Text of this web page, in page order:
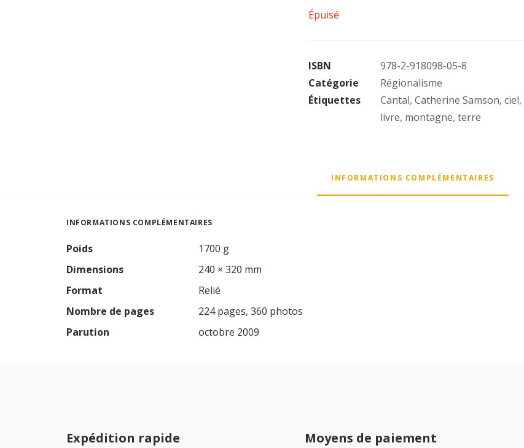
Épuisé
ISBN
978-2-918098-05-8
Catégorie
Régionalisme
Étiquettes
Cantal, Catherine Samson, ciel,
livre, montagne, terre
INFORMATIONS COMPLÉMENTAIRES
INFORMATIONS COMPLÉMENTAIRES
Poids
1700 g
Dimensions
240 × 320 mm
Format
Relié
Nombre de pages
224 pages, 360 photos
Parution
octobre 2009
Expédition rapide Moyens de paiement